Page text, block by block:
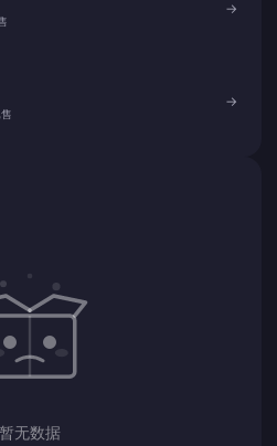
→
→
暂无数据